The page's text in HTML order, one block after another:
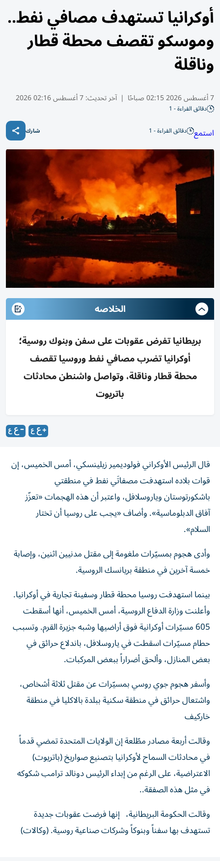
أوكرانيا تستهدف مصافي نفط..
وموسكو تقصف محطة قطار
وناقلة
7 أغسطس 2026 02:15 صباحًا | آخر تحديث:7 أغسطس 02:16 2026
دقائق القراءة - 1
استمع دقائق القراءة - 1 شارك
الخلاصه
بريطانيا تفرض عقوبات على سفن وبنوك روسية؛
أوكرانيا تضرب مصافي نفط وروسيا تقصف
محطة قطار وناقلة، وتواصل واشنطن محادثات
باتريوت
قال الرئيس الأوكراني فولوديمير زيلينسكي، أمس الخميس، إن
قوات بلاده استهدفت مصفاتَي نفط في منطقتي
باشكورتوستان وياروسلافل، واعتبر أن هذه الهجمات «تعزّز
آفاق الدبلوماسية». وأضاف «يجب على روسيا أن تختار
السلام».
وأدى هجوم بمسيّرات ملغومة إلى مقتل مدنيين ​اثنين، وإصابة
خمسة ‌آخرين في منطقة بريانسك ‌الروسية.
بينما استهدفت روسيا محطة قطار وسفينة تجارية في أوكرانيا.
وأعلنت وزارة الدفاع الروسية، أمس الخميس، أنها أسقطت
605 مسيّرات أوكرانية فوق أراضيها وشبه جزيرة القرم. وتسبب
حطام مسيّرات اسقطت في ياروسلافل، باندلاع حرائق في
بعض المنازل، وألحق أضراراً ببعض المركبات.
وأسفر هجوم جوي روسي بمسيّرات عن مقتل ثلاثة أشخاص،
واشتعال حرائق في منطقة سكنية ببلدة بالاكليا في منطقة
خاركيف
وقالت أربعة مصادر مطّلعة إن الولايات المتحدة تمضي قدماً
في محادثات السماح لأوكرانيا بتصنيع صواريخ (باتريوت)
الاعتراضية، على الرغم من إبداء الرئيس دونالد ترامب ‌شكوكه
في مثل هذه ‌الصفقة..
وقالت الحكومة البريطانية، إنها فرضت ‌عقوبات جديدة
تستهدف بها سفناً وبنوكاً ​وشركات صناعية روسية. (وكالات)